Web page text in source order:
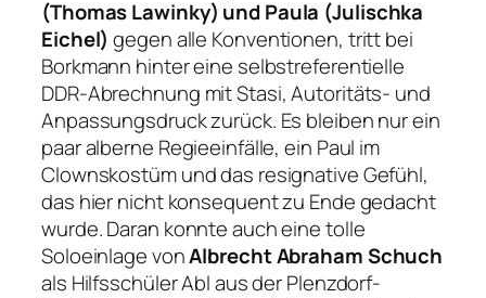
(Thomas Lawinky) und Paula (Julischka
Eichel) gegen alle Konventionen, tritt bei
Borkmann hinter eine selbstreferentielle
DDR-Abrechnung mit Stasi, Autoritäts- und
Anpassungsdruck zurück. Es bleiben nur ein
paar alberne Regieeinfälle, ein Paul im
Clownskostüm und das resignative Gefühl,
das hier nicht konsequent zu Ende gedacht
wurde. Daran konnte auch eine tolle
Soloeinlage vonAlbrecht Abraham Schuch
als Hilfsschüler Abl aus der Plenzdorf-